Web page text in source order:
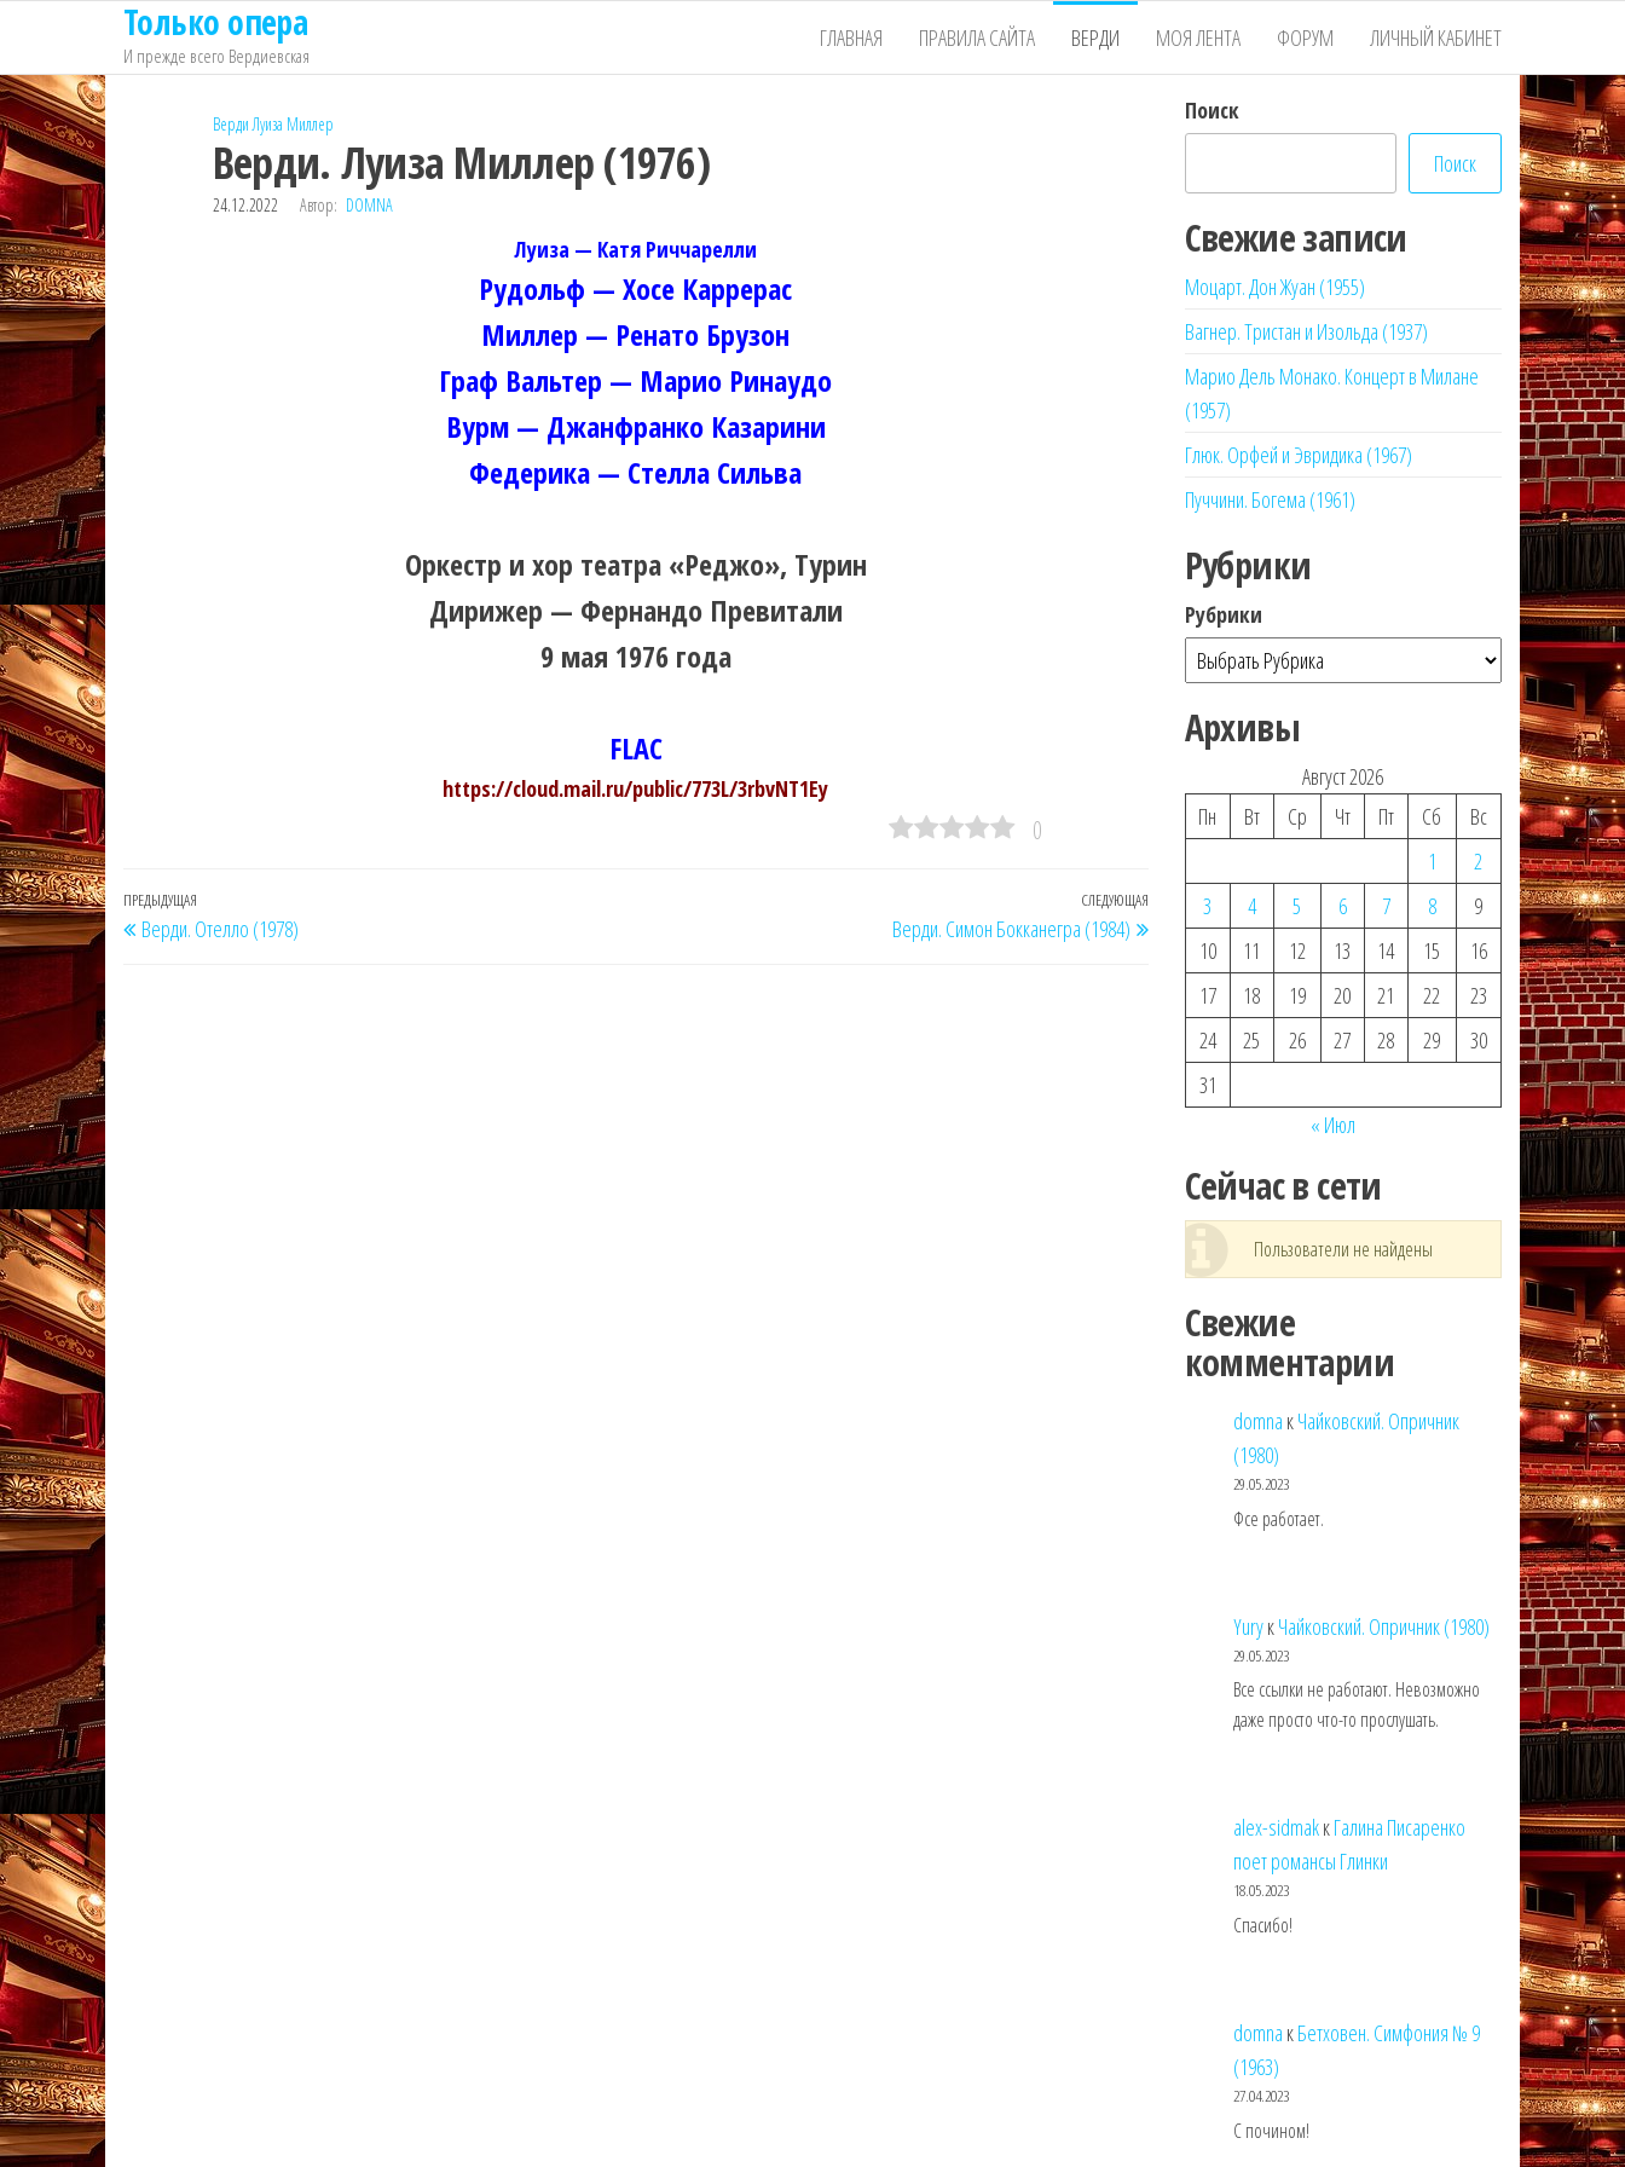
содержимому
Только опера
И прежде всего Вердиевская
ГЛАВНАЯ ПРАВИЛА САЙТА ВЕРДИ МОЯ ЛЕНТА ФОРУМ ЛИЧНЫЙ КАБИНЕТ
ВердиЛуиза Миллер
Верди. Луиза Миллер (1976)
24.12.2022 Автор: DOMNA
Луиза — Катя Риччарелли
Рудольф — Хосе Каррерас
Миллер — Ренато Брузон
Граф Вальтер — Марио Ринаудо
Вурм — Джанфранко Казарини
Федерика — Стелла Сильва
Оркестр и хор театра «Реджо», Турин
Дирижер — Фернандо Превитали
9 мая 1976 года
FLAC
https://cloud.mail.ru/public/773L/3rbvNT1Ey
0
Навигация
по
Предыдущая
запись
ПРЕДЫДУЩАЯ
Верди. Отелло (1978)
Следующая
запись
СЛЕДУЮЩАЯ
Верди. Симон Бокканегра (1984)
Поиск
Поиск
Свежие записи
Моцарт. Дон Жуан (1955)
Вагнер. Тристан и Изольда (1937)
Марио Дель Монако. Концерт в Милане
(1957)
Глюк. Орфей и Эвридика (1967)
Пуччини. Богема (1961)
Рубрики
Рубрики
Архивы
Август 2026
Пн
Вт Ср Чт Пт Сб
Вс
1
2
3
4 5 6 7 8
9
10
11 12 13 14 15
16
17
18 19 20 21 22
23
24
25 26 27 28 29
30
31
« Июл
Сейчас в сети
Пользователи не найдены
Свежие
комментарии
domna кЧайковский. Опричник
(1980)
29.05.2023
Фсе работает.
YuryкЧайковский. Опричник (1980)
29.05.2023
Все ссылки не работают. Невозможно
даже просто что-то прослушать.
alex-sidmakкГалина Писаренко
поет романсы Глинки
18.05.2023
Спасибо!
domna кБетховен. Симфония № 9
(1963)
27.04.2023
С почином!